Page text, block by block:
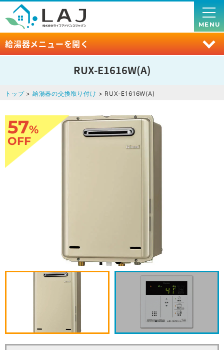
給湯器メニューを開く
MENU
RUX-E1616W(A)
トップ> 給湯器の交換取り付け > RUX-E1616W(A)
57%
OFF